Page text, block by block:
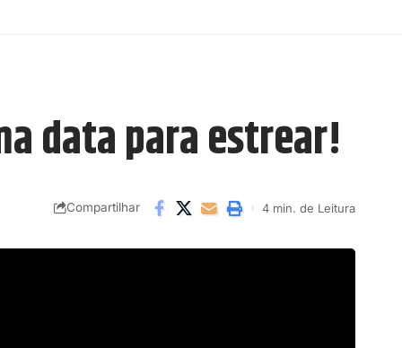
data para estrear!
Compartilhar 4 min. de Leitura